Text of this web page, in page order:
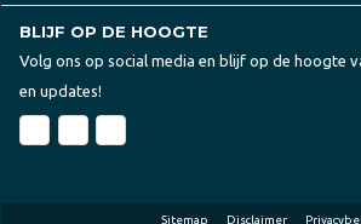
BLIJF OP DE HOOGTE
Volg ons op social media en blijf op de hoogte
en updates!
Sitemap Disclaimer